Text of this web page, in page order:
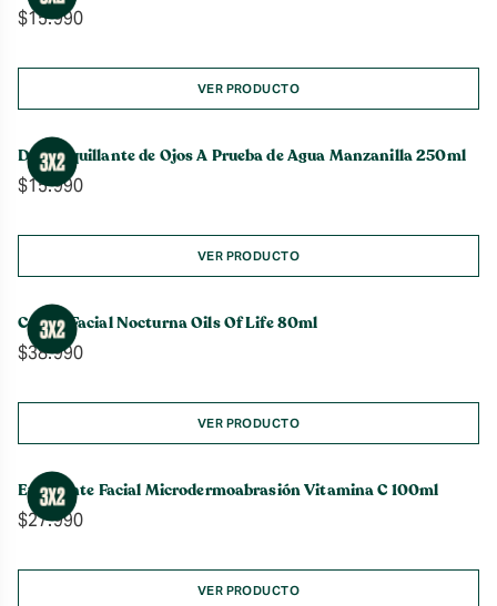
$15.990
VER PRODUCTO
Desmaquillante de Ojos A Prueba de Agua Manzanilla 250ml
$15.990
VER PRODUCTO
Crema Facial Nocturna Oils Of Life 80ml
$38.990
VER PRODUCTO
Exfoliante Facial Microdermoabrasión Vitamina C 100ml
$27.990
VER PRODUCTO